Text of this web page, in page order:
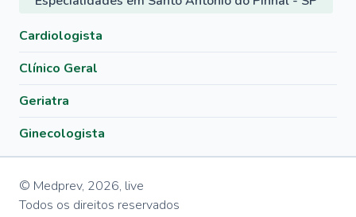
Cardiologista
Clínico Geral
Geriatra
Ginecologista
© Medprev, 2026, live
Todos os direitos reservados